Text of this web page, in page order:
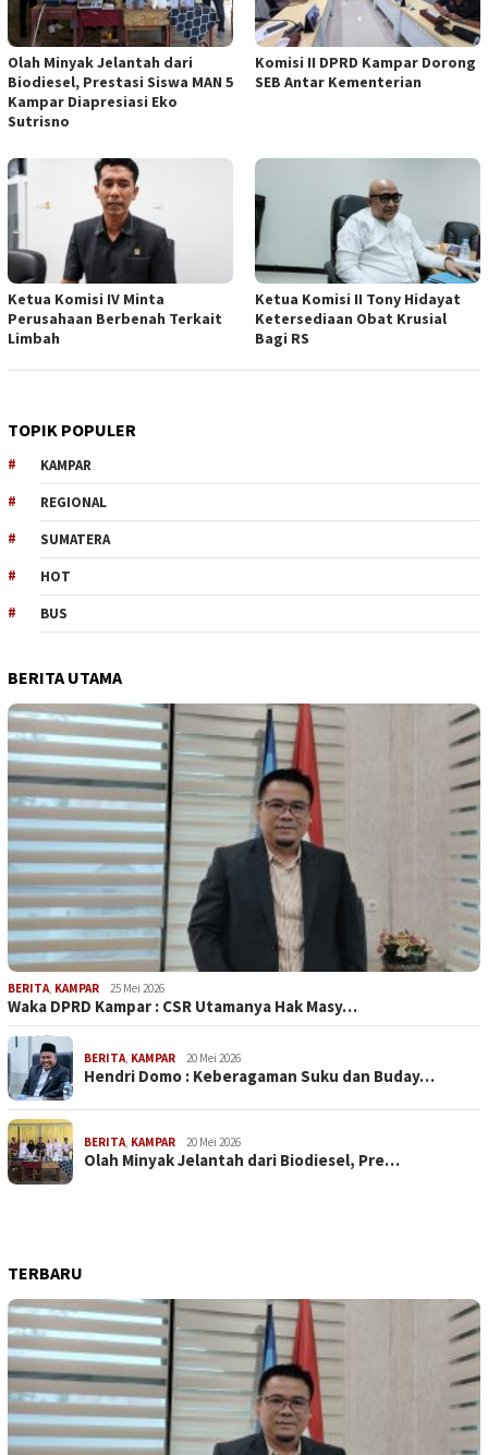
Olah Minyak Jelantah dari
Biodiesel, Prestasi Siswa MAN 5
Kampar Diapresiasi Eko
Sutrisno
Komisi II DPRD Kampar Dorong
SEB Antar Kementerian
Ketua Komisi IV Minta
Perusahaan Berbenah Terkait
Limbah
Ketua Komisi II Tony Hidayat
Ketersediaan Obat Krusial
Bagi RS
TOPIK POPULER
KAMPAR
REGIONAL
SUMATERA
HOT
BUS
BERITA UTAMA
BERITA, KAMPAR 25 Mei 2026
Waka DPRD Kampar : CSR Utamanya Hak Masy…
BERITA, KAMPAR 20 Mei 2026
Hendri Domo : Keberagaman Suku dan Buday…
BERITA, KAMPAR 20 Mei 2026
Olah Minyak Jelantah dari Biodiesel, Pre…
TERBARU